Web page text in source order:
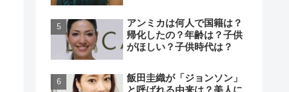
アンミカは何人で国籍は？
帰化したの？年齢は？子供
がほしい？子供時代は？
飯田圭織が「ジョンソン」
と呼ばれる由来は？美人に